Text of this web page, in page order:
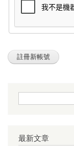
搜尋表單
最新文章